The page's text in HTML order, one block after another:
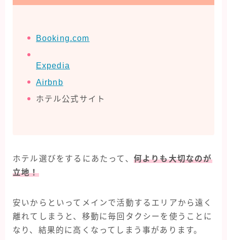
Booking.com
Expedia
Airbnb
ホテル公式サイト
ホテル選びをするにあたって、 何よりも大切なのが
立地！
安いからといってメインで活動するエリアから遠く
離れてしまうと、移動に毎回タクシーを使うことに
なり、結果的に高くなってしまう事があります。